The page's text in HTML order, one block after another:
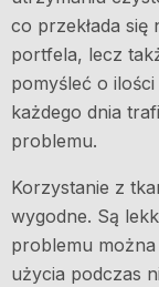
co przekłada
portfela, lecz
pomyśleć o
każdego dnia
problemu.
Korzystanie z
wygodne. Są
problemu
użycia podczas